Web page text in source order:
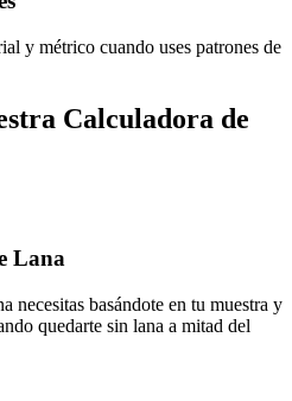
y métrico cuando uses patrones de
Calculadora de
Lana
necesitas basándote en tu muestra y
quedarte sin lana a mitad del